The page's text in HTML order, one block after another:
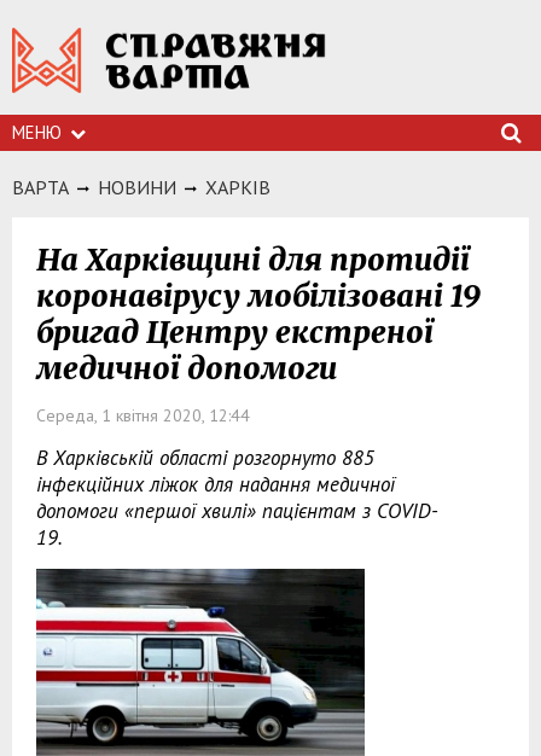
МЕНЮ
ВАРТА НОВИНИ ХАРКIВ
На Харківщині для протидії
коронавірусу мобілізовані 19
бригад Центру екстреної
медичної допомоги
Середа, 1 квітня 2020, 12:44
В Харківській області розгорнуто 885
інфекційних ліжок для надання медичної
допомоги «першої хвилі» пацієнтам з COVID-
19.